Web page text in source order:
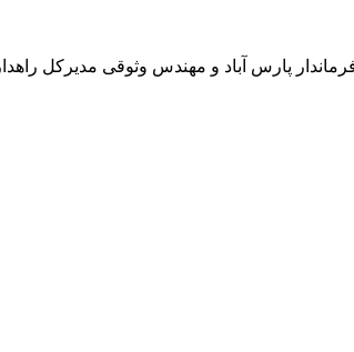
پارس آباد و مهندس وثوقی مدیرکل